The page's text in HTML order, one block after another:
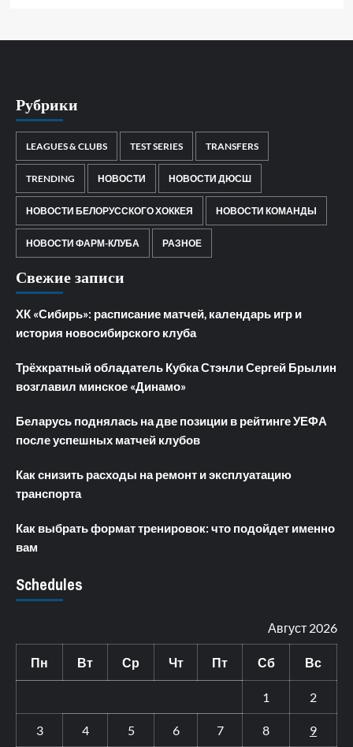
Рубрики
LEAGUES & CLUBS TEST SERIES TRANSFERS
TRENDING НОВОСТИ НОВОСТИ ДЮСШ
НОВОСТИ БЕЛОРУССКОГО ХОККЕЯ НОВОСТИ КОМАНДЫ
НОВОСТИ ФАРМ-КЛУБА РАЗНОЕ
Свежие записи
ХК «Сибирь»: расписание матчей, календарь игр и
история новосибирского клуба
Трёхкратный обладатель Кубка Стэнли Сергей Брылин
возглавил минское «Динамо»
Беларусь поднялась на две позиции в рейтинге УЕФА
после успешных матчей клубов
Как снизить расходы на ремонт и эксплуатацию
транспорта
Как выбрать формат тренировок: что подойдет именно
вам
Schedules
Август 2026
Пн Вт Ср Чт Пт Сб Вс
1 2
3 4 5 6 7 8 9